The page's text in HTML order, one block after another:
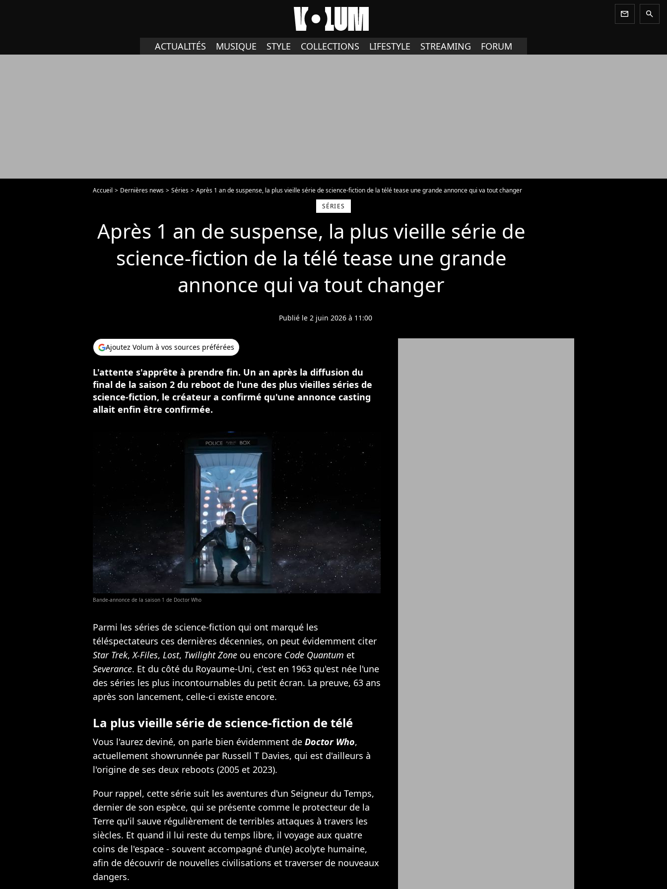
newsletter search
ACTUALITÉS MUSIQUE STYLE COLLECTIONS LIFESTYLE STREAMING FORUM
Accueil Dernières news Séries
Après 1 an de suspense, la plus vieille série de science-fiction de la télé tease une grande annonce qui va tout changer
SÉRIES
Après 1 an de suspense, la plus vieille série de
science-fiction de la télé tease une grande
annonce qui va tout changer
Publié le 2 juin 2026 à 11:00
Ajoutez Volum à vos sources préférées
L'attente s'apprête à prendre fin. Un an après la diffusion du
final de la saison 2 du reboot de l'une des plus vieilles séries de
science-fiction, le créateur a confirmé qu'une annonce casting
allait enfin être confirmée.
Bande-annonce de la saison 1 de Doctor Who
Parmi les séries de science-fiction qui ont marqué les
téléspectateurs ces dernières décennies, on peut évidemment citer
Star Trek,X-Files, Lost, Twilight Zone ou encore Code Quantum et
Severance. Et du côté du Royaume-Uni, c'est en 1963 qu'est née l'une
des séries les plus incontournables du petit écran. La preuve, 63 ans
après son lancement, celle-ci existe encore.
La plus vieille série de science-fiction de télé
Vous l'aurez deviné, on parle bien évidemment de Doctor Who,
actuellement showrunnée par Russell T Davies, qui est d'ailleurs à
l'origine de ses deux reboots (2005 et 2023).
Pour rappel, cette série suit les aventures d'un Seigneur du Temps,
dernier de son espèce, qui se présente comme le protecteur de la
Terre qu'il sauve régulièrement de terribles attaques à travers les
siècles. Et quand il lui reste du temps libre, il voyage aux quatre
coins de l'espace - souvent accompagné d'un(e) acolyte humaine,
afin de découvrir de nouvelles civilisations et traverser de nouveaux
dangers.